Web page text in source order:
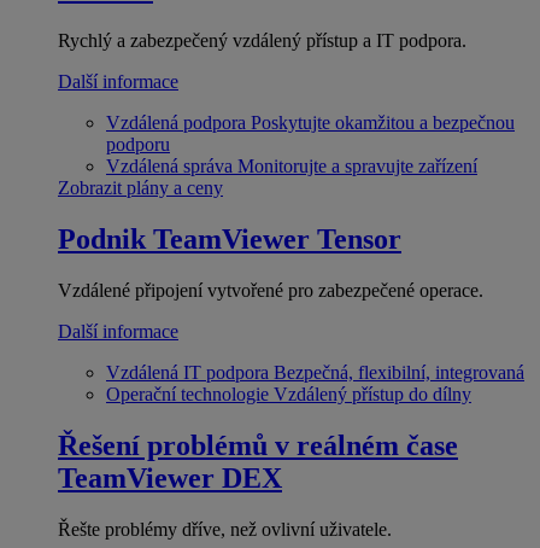
Rychlý a zabezpečený vzdálený přístup a IT podpora.
Další informace
Vzdálená podpora Poskytujte okamžitou a bezpečnou
podporu
Vzdálená správa Monitorujte a spravujte zařízení
Zobrazit plány a ceny
Podnik TeamViewer Tensor
Vzdálené připojení vytvořené pro zabezpečené operace.
Další informace
Vzdálená IT podpora Bezpečná, flexibilní, integrovaná
Operační technologie Vzdálený přístup do dílny
Řešení problémů v reálném čase
TeamViewer DEX
Řešte problémy dříve, než ovlivní uživatele.